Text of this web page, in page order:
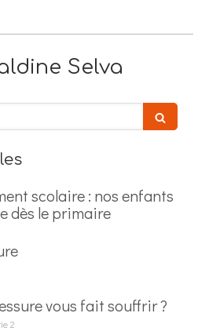
Selva
scolaire : nos enfants
dès le primaire
vous fait souffrir ?
2